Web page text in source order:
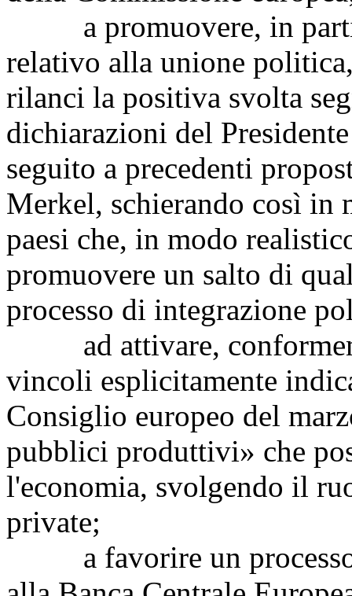
a promuovere, in
relativo alla unione
rilanci la positiva svolta
dichiarazioni del
seguito a precedenti
Merkel, schierando così in
paesi che, in modo
promuovere un salto di
processo di integrazione
ad attivare,
vincoli esplicitamente
Consiglio europeo del
pubblici produttivi» che
l'economia, svolgendo il
private;
a favorire un processo